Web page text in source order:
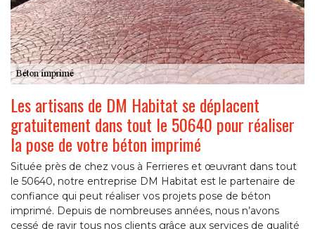
Les artisans de DM Habitat se déplacent
gratuitement dans tout le 50640 pour réaliser
la pose de votre béton imprimé
Située près de chez vous à Ferrieres et œuvrant dans tout
le 50640, notre entreprise DM Habitat est le partenaire de
confiance qui peut réaliser vos projets pose de béton
imprimé. Depuis de nombreuses années, nous n’avons
cessé de ravir tous nos clients grâce aux services de qualité